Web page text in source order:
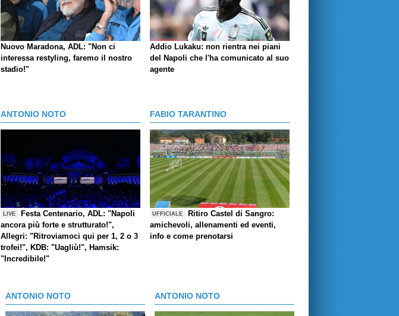
Nuovo Maradona, ADL: "Non ci
interessa restyling, faremo il nostro
stadio!"
Addio Lukaku: non rientra nei piani
del Napoli che l'ha comunicato al suo
agente
ANTONIO NOTO
LIVE
Festa Centenario, ADL: "Napoli
ancora più forte e strutturato!",
Allegri: "Ritroviamoci qui per 1, 2 o 3
trofei!", KDB: "Uagliù!", Hamsik:
"Incredibile!"
FABIO TARANTINO
UFFICIALE
Ritiro Castel di Sangro:
amichevoli, allenamenti ed eventi,
info e come prenotarsi
ANTONIO NOTO ANTONIO NOTO